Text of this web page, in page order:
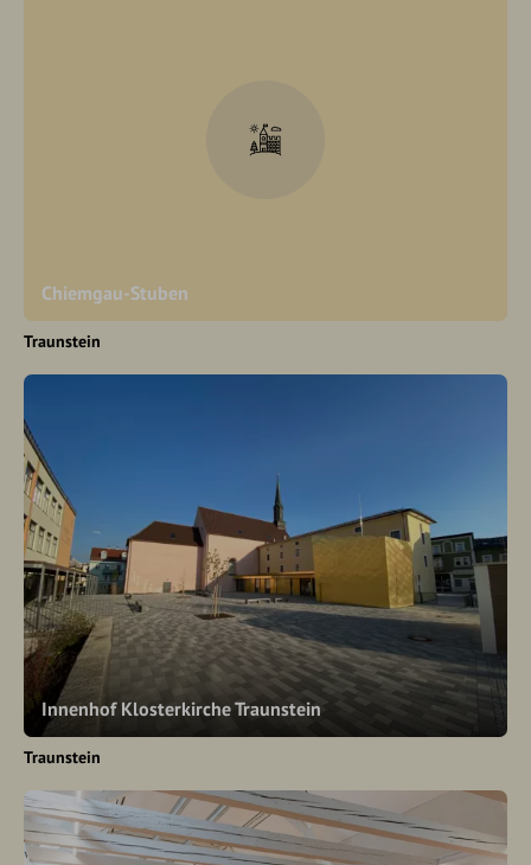
Chiemgau-Stuben
Traunstein
Innenhof Klosterkirche Traunstein
Traunstein